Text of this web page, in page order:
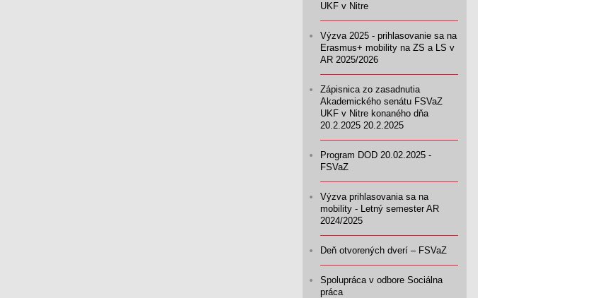
UKF v Nitre
Výzva 2025 - prihlasovanie sa na
Erasmus+ mobility na ZS a LS v
AR 2025/2026
Zápisnica zo zasadnutia
Akademického senátu FSVaZ
UKF v Nitre konaného dňa
20.2.2025 20.2.2025
Program DOD 20.02.2025 -
FSVaZ
Výzva prihlasovania sa na
mobility - Letný semester AR
2024/2025
Deň otvorených dverí – FSVaZ
Spolupráca v odbore Sociálna
práca